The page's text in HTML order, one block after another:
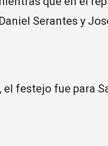
Serantes y
el festejo fue para